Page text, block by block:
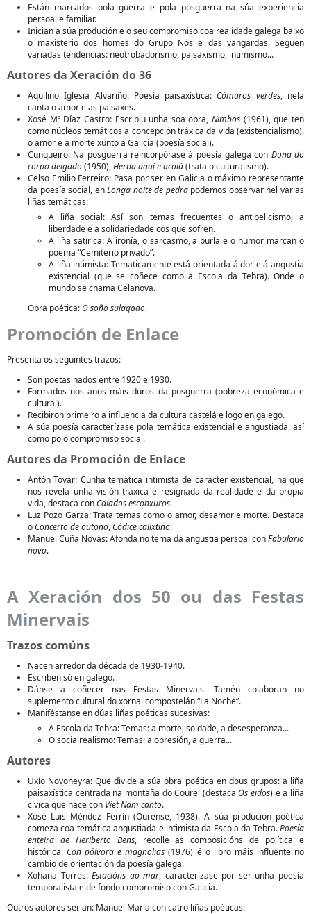
Están marcados pola guerra e pola posguerra na súa experiencia
persoal e familiar.
Inician a súa produción e o seu compromiso coa realidade galega baixo
o maxisterio dos homes do Grupo Nós e das vangardas. Seguen
variadas tendencias: neotrobadorismo, paisaxismo, intimismo...
Autores da Xeración do 36
Aquilino Iglesia Alvariño: Poesía paisaxística:Cómaros verdes, nela
canta o amor e as paisaxes.
Xosé Mª Díaz Castro: Escribiu unha soa obra,Nimbos (1961), que ten
como núcleos temáticos a concepción tráxica da vida (existencialismo),
o amor e a morte xunto a Galicia (poesía social).
Cunqueiro: Na posguerra reincorpórase á poesía galega con Dona do
corpo delgado(1950),Herba aquí e acolá(trata o culturalismo).
Celso Emilio Ferreiro: Pasa por ser en Galicia o máximo representante
da poesía social, enLonga noite de pedrapodemos observar nel varias
liñas temáticas:
A liña social: Así son temas frecuentes o antibelicismo, a
liberdade e a solidariedade cos que sofren.
A liña satírica: A ironía, o sarcasmo, a burla e o humor marcan o
poema “Cemiterio privado”.
A liña intimista: Tematicamente está orientada á dor e á angustia
existencial (que se coñece como a Escola da Tebra). Onde o
mundo se chama Celanova.
Obra poética:O soño sulagado.
Promoción de Enlace
Presenta os seguintes trazos:
Son poetas nados entre 1920 e 1930.
Formados nos anos máis duros da posguerra (pobreza económica e
cultural).
Recibiron primeiro a influencia da cultura castelá e logo en galego.
A súa poesía caracterízase pola temática existencial e angustiada, así
como polo compromiso social.
Autores da Promoción de Enlace
Antón Tovar: Cunha temática intimista de carácter existencial, na que
nos revela unha visión tráxica e resignada da realidade e da propia
vida, destaca conCalados esconxuros.
Luz Pozo Garza: Trata temas como o amor, desamor e morte. Destaca
oConcerto de outono,Códice calixtino.
Manuel Cuña Novás: Afonda no tema da angustia persoal conFabulario
novo.
A Xeración dos 50 ou das Festas
Minervais
Trazos comúns
Nacen arredor da década de 1930-1940.
Escriben só en galego.
Dánse a coñecer nas Festas Minervais. Tamén colaboran no
suplemento cultural do xornal compostelán “La Noche”.
Maniféstanse en dúas liñas poéticas sucesivas:
A Escola da Tebra: Temas: a morte, soidade, a desesperanza...
O socialrealismo: Temas: a opresión, a guerra...
Autores
Uxío Novoneyra: Que divide a súa obra poética en dous grupos: a liña
paisaxística centrada na montaña do Courel (destacaOs eidos) e a liña
cívica que nace con Viet Nam canto.
Xosé Luis Méndez Ferrín (Ourense, 1938). A súa produción poética
comeza coa temática angustiada e intimista da Escola da Tebra.Poesía
enteira de Heriberto Bens, recolle as composicións de política e
histórica.Con pólvora e magnolias (1976) é o libro máis influente no
cambio de orientación da poesía galega.
Xohana Torres:Estacións ao mar, caracterízase por ser unha poesía
temporalista e de fondo compromiso con Galicia.
Outros autores serían: Manuel María con catro liñas poéticas: